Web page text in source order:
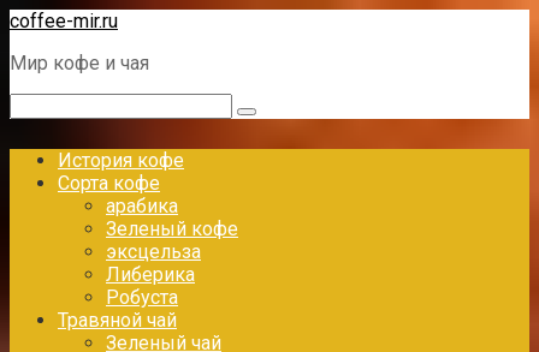
Перейти
контенту
coffee-mir.ru
Мир кофе и чая
История кофе
Сорта кофе
арабика
Зеленый кофе
эксцельза
Либерика
Робуста
Травяной чай
Зеленый чай